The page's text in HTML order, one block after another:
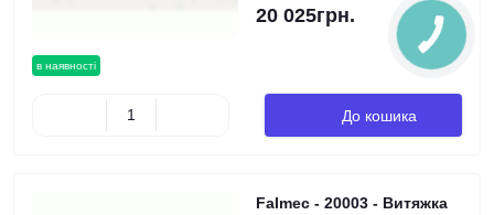
в наявності
20 025грн.
До кошика
Falmec - 20003 - Витяжка